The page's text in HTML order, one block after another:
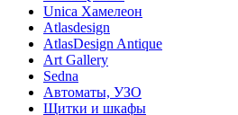
Unica Хамелеон
Atlasdesign
AtlasDesign Antique
Art Gallery
Sedna
Автоматы, УЗО
Щитки и шкафы